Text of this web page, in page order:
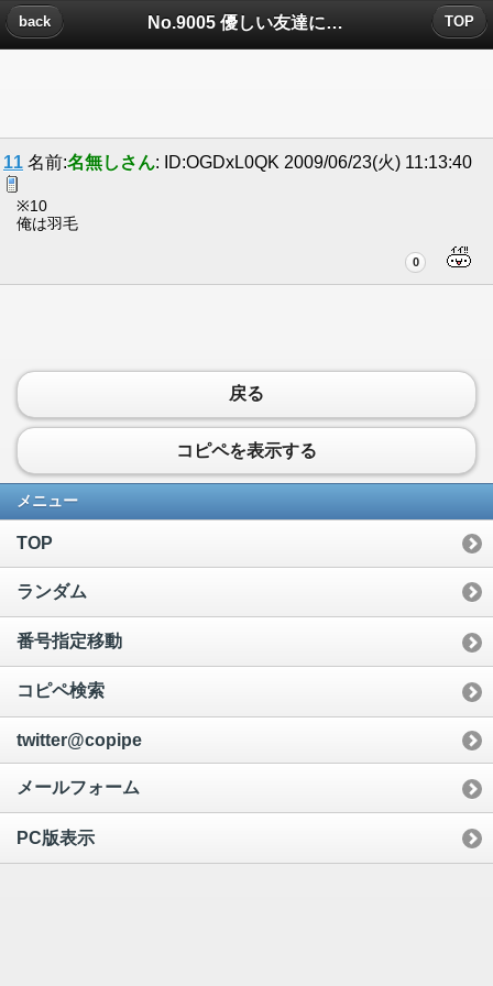
No.9005 優しい友達についたコメント
back TOP
11 名前:名無しさん: ID:OGDxL0QK 2009/06/23(火) 11:13:40
※10
俺は羽毛
0
戻る
コピペを表示する
メニュー
TOP
ランダム
番号指定移動
コピペ検索
twitter@copipe
メールフォーム
PC版表示